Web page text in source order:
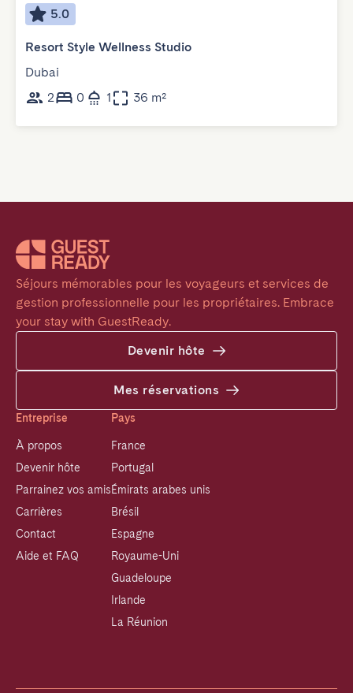
5.0
Resort Style Wellness Studio
Dubai
2
0 1 36 m²
Séjours mémorables pour les voyageurs et services de
gestion professionnelle pour les propriétaires. Embrace
your stay with GuestReady.
Devenir hôte
Mes réservations
Entreprise
À propos
Devenir hôte
Parrainez vos amis
Carrières
Contact
Aide et FAQ
Pays
France
Portugal
Émirats arabes unis
Brésil
Espagne
Royaume-Uni
Guadeloupe
Irlande
La Réunion